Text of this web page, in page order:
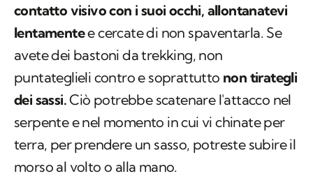
contatto visivo con i suoi occhi, allontanatevi
lentamentee cercate di non spaventarla. Se
avete dei bastoni da trekking, non
puntateglieli contro e soprattutto non tirategli
dei sassi.Ciò potrebbe scatenare l'attacco nel
serpente e nel momento in cui vi chinate per
terra, per prendere un sasso, potreste subire il
morso al volto o alla mano.